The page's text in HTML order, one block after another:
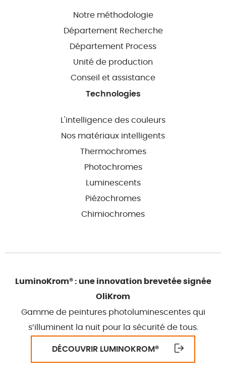
Notre méthodologie
Département Recherche
Département Process
Unité de production
Conseil et assistance
Technologies
L'intelligence des couleurs
Nos matériaux intelligents
Thermochromes
Photochromes
Luminescents
Piézochromes
Chimiochromes
LuminoKrom® : une innovation brevetée signée
OliKrom
Gamme de peintures photoluminescentes qui
s’illuminent la nuit pour la sécurité de tous.
DÉCOUVRIR LUMINOKROM®